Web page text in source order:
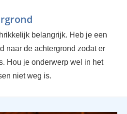
belangrijk. Heb je een
naar de achtergrond zodat er
Hou je onderwerp wel in het
niet weg is.